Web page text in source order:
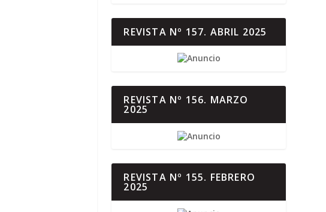
REVISTA Nº 157. ABRIL 2025
REVISTA Nº 156. MARZO
2025
REVISTA Nº 155. FEBRERO
2025